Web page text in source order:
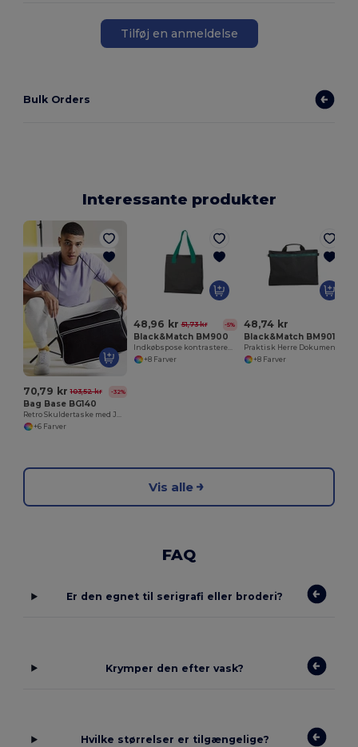
Tilføj en anmeldelse
Bulk Orders
Interessante produkter
70,79 kr 103,52 kr -32%
Bag Base BG140
Retro Skuldertaske med Justerbar Rem
+6 Farver
48,96 kr 51,73 kr -5%
Black&Match BM900
Indkøbspose kontrasterede håndtag
+8 Farver
48,74 kr
Black&Match BM901
+8 Farver
Vis alle
FAQ
Er den egnet til serigrafi eller broderi?
Krymper den efter vask?
Hvilke størrelser er tilgængelige?